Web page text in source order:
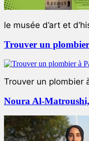
le musée d’art et
Trouver un plombier
Trouver un plombier
Noura Al-